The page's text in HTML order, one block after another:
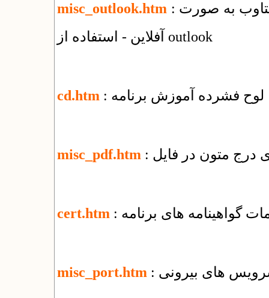
misc_outlook.htm : راهنمای استفاده از سرویس ایمیل شرکت یکتاوب به صورت
آفلاین - استفاده از outlook
cd.htm : لوح فشرده آموزش برنامه
misc_pdf.htm
cert.htm گواهینامه های برنامه
misc_port.htm های بیرونی